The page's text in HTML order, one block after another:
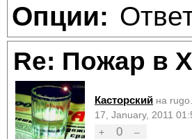
Опции:
Re: Пожар в
Касторский на
17, January, 2011
+
0 –